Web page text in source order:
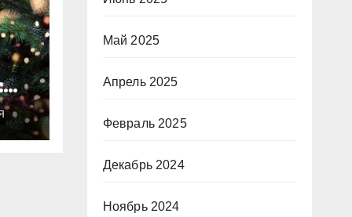
Май 2025
Апрель 2025
Февраль 2025
Декабрь 2024
Ноябрь 2024